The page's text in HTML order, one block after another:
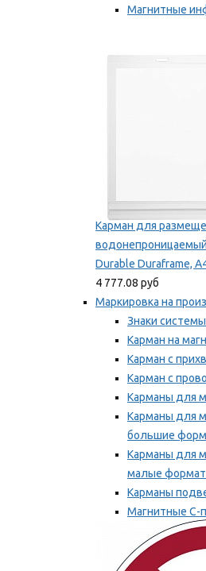
Магнитные
Карман для
Durable Duraframe,
4 777.08 руб
Маркировка на
Знаки
Карман на
Карман с
Карман с
Карманы для
Карманы для
большие
Карманы для
малые
Карманы
Магнитные С-
Напольная
Мы рекомендуем